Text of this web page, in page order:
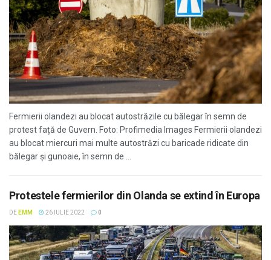
Fermierii olandezi au blocat autostrăzile cu bălegar în semn de
protest față de Guvern. Foto: Profimedia Images Fermierii olandezi
au blocat miercuri mai multe autostrăzi cu baricade ridicate din
bălegar și gunoaie, în semn de ...
Protestele fermierilor din Olanda se extind în Europa
DE EMM 26 IULIE 2022 0